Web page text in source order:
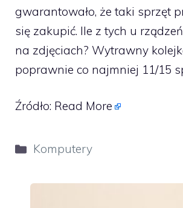
gwarantowało, że taki sprzęt
się zakupić. Ile z tych u
na zdjęciach? Wytrawny
poprawnie co najmniej 11/15
Źródło: Read More
Kategorie
Komputery